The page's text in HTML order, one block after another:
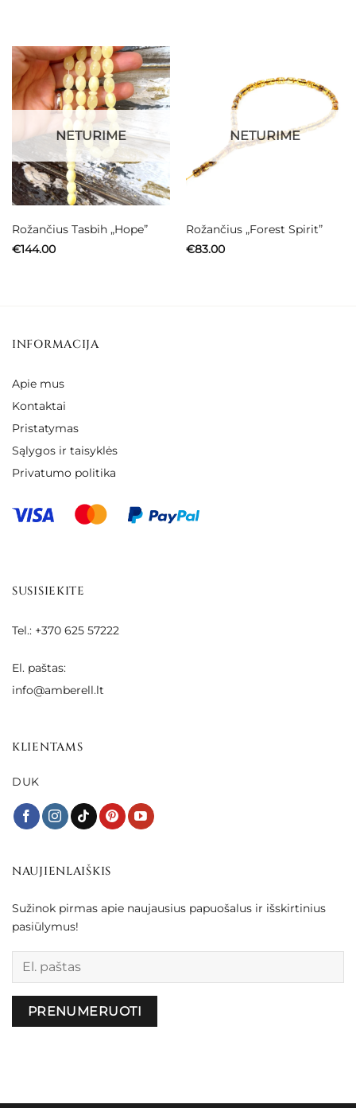
NETURIME
Rožančius Tasbih „Hope”
€144.00
NETURIME
Rožančius „Forest Spirit”
€83.00
INFORMACIJA
Apie mus
Kontaktai
Pristatymas
Sąlygos ir taisyklės
Privatumo politika
SUSISIEKITE
Tel.: +370 625 57222
El. paštas:
info@amberell.lt
KLIENTAMS
DUK
NAUJIENLAIŠKIS
Sužinok pirmas apie naujausius papuošalus ir išskirtinius
pasiūlymus!
Palikite šį lauką tuščią.